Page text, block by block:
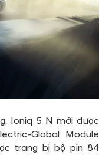
Ioniq 5 N mới được
Global Module
trang bị bộ pin 84